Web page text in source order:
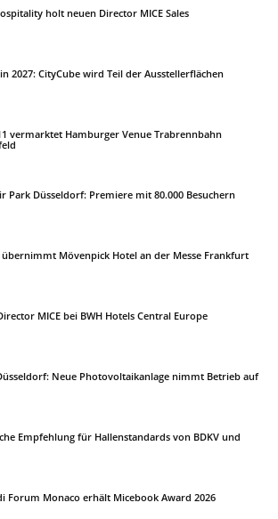
holt neuen Director MICE Sales
2027: CityCube wird Teil der Ausstellerflächen
vermarktet Hamburger Venue Trabrennbahn
Park Düsseldorf: Premiere mit 80.000 Besuchern
übernimmt Mövenpick Hotel an der Messe Frankfurt
MICE bei BWH Hotels Central Europe
Neue Photovoltaikanlage nimmt Betrieb auf
Empfehlung für Hallenstandards von BDKV und
Forum Monaco erhält Micebook Award 2026